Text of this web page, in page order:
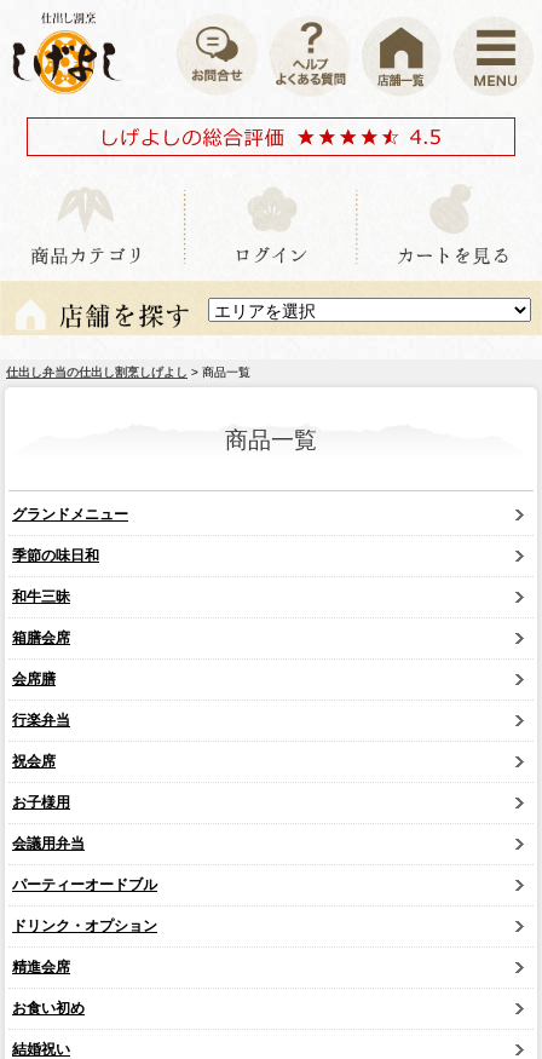
仕出し弁当の仕出し割烹しげよし > 商品一覧
商品一覧
グランドメニュー
季節の味日和
和牛三昧
箱膳会席
会席膳
行楽弁当
祝会席
お子様用
会議用弁当
パーティーオードブル
ドリンク・オプション
精進会席
お食い初め
結婚祝い